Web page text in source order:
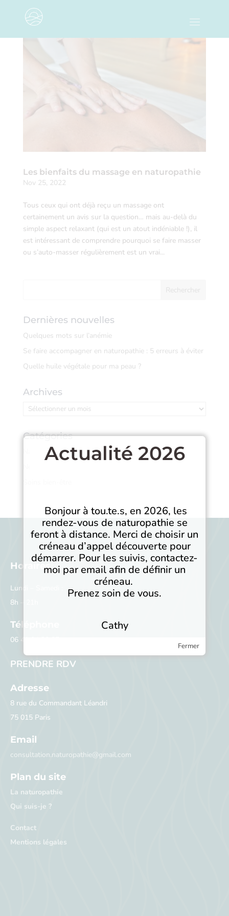
Les bienfaits du massage en naturopathie
Nov 25, 2022
Tous ceux qui ont déjà reçu un massage ont
certainement un avis sur la question… mais au-delà du
simple aspect relaxant (qui est un atout indéniable !), il
est intéressant de comprendre pourquoi se faire masser
ou s’auto-masser régulièrement est un vrai...
Dernières nouvelles
Quelques mots sur l’anémie
Se faire accompagner en naturopathie : 5 erreurs à éviter
Quelle huile végétale pour ma peau ?
Archives
Archives
Catégories
Naturopathie
Horaires
Lundi – Samedi :
8h – 21h
Téléphone
06 41 04 30 87
PRENDRE RDV
Adresse
8 rue du Commandant Léandri
75 015 Paris
Email
consultation.naturopathie@gmail.com
Plan du site
La naturopathie
Qui suis-je ?
Contact
Mentions légales
Fermer
Actualité 2026
Bonjour à tou.te.s, en 2026, les
rendez-vous de naturopathie se
feront à distance. Merci de choisir un
créneau d’appel découverte pour
démarrer. Pour les suivis, contactez-
moi par email afin de définir un
créneau.
Prenez soin de vous.
Cathy